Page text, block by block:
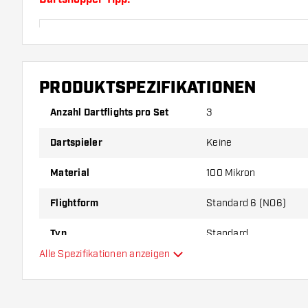
Probieren Sie eine andere Form, ein anderes
Dicke der Flights aus, um herauszufinden, welche
PRODUKTSPEZIFIKATIONEN
Anzahl Dartflights pro Set 3
Dartspieler Keine
Material 100 Mikron
Flightform Standard 6 (NO6)
Typ Standard
Alle Spezifikationen anzeigen